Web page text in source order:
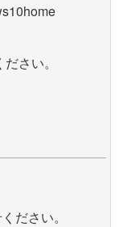
さい。
ださい。